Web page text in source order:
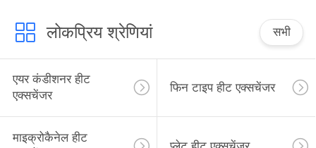
लोकप्रिय श्रेणियां सभी
एयर कंडीशनर हीट
एक्सचेंजर
फिन टाइप हीट एक्सचेंजर
माइक्रोकैनेल हीट